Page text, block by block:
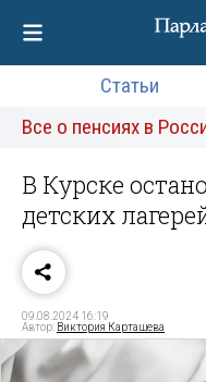
Статьи
Все о пенсиях в
В Курске
детских
09.08.2024 16:19
Автор: Виктория Карташева